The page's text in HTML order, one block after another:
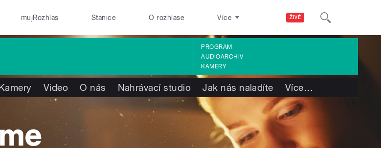
ŽIVĚ
mujRozhlas Stanice O rozhlase Více
PROGRAM
AUDIOARCHIV
KAMERY
Video O nás Nahrávací studio Jak nás naladíte Více…